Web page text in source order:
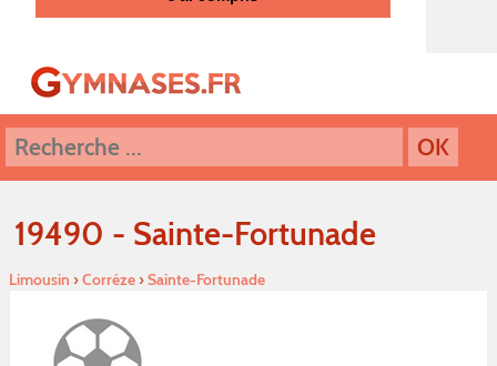
19490 - Sainte-Fortunade
Limousin ›Corréze›Sainte-Fortunade